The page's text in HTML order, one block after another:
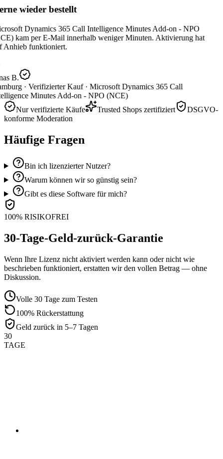
wieder bestellt
Dynamics 365 Call Intelligence Minutes Add-on - NPO
kam per E-Mail innerhalb weniger Minuten. Aktivierung hat
Anhieb funktioniert.
B.
· Verifizierter Kauf · Microsoft Dynamics 365 Call
Minutes Add-on - NPO (NCE)
Nur verifizierte Käufe
Trusted Shops zertifiziert
DSGVO-
konforme Moderation
Häufige Fragen
Bin ich lizenzierter Nutzer?
Warum können wir so günstig sein?
Gibt es diese Software für mich?
100% RISIKOFREI
30-Tage-Geld-zurück-Garantie
Wenn Ihre Lizenz nicht aktiviert werden kann oder nicht wie
beschrieben funktioniert, erstatten wir den vollen Betrag — ohne
Diskussion.
Volle 30 Tage zum Testen
100% Rückerstattung
Geld zurück in 5–7 Tagen
30
TAGE